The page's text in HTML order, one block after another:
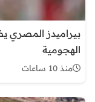
بيراميدز المصري
الهجومية
منذ 10 ساعات